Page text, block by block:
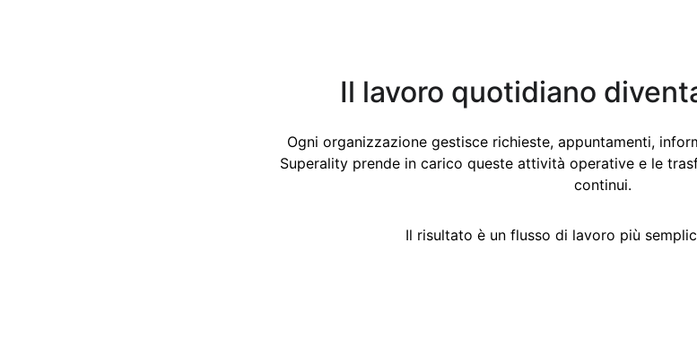
Il lavoro quotidiano
Ogni organizzazione gestisce richieste, appuntamenti,
Superality prende in carico queste attività operative e le
continui.
Il risultato è un flusso di lavoro più